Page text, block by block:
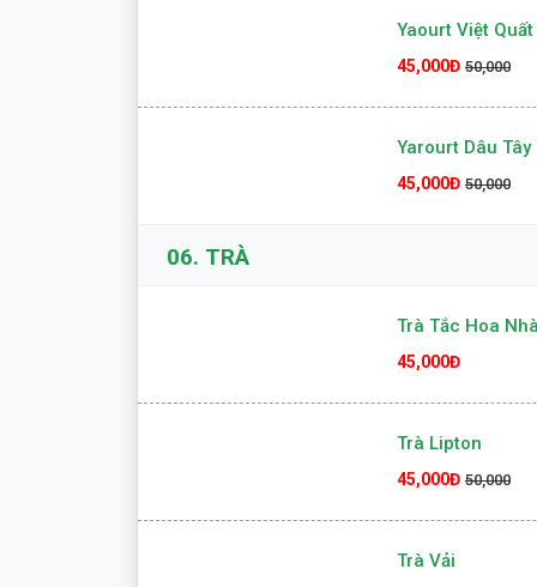
Yaourt Việt Quất
45,000Đ 50,000
Yarourt Dâu Tây
45,000Đ 50,000
06. TRÀ
Trà Tắc Hoa
45,000Đ
Trà Lipton
45,000Đ 50,000
Trà Vải